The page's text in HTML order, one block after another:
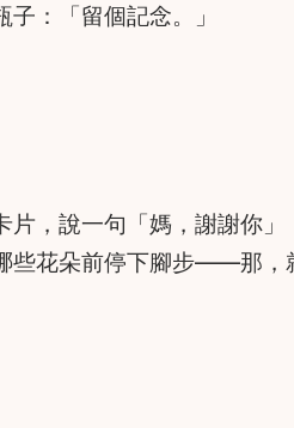
：「留個記念。」
，說一句「媽，謝謝你」
些花朵前停下腳步——那，